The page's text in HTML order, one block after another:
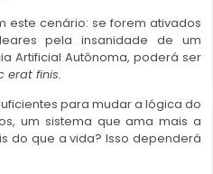
este cenário: se forem ativados
pela insanidade de um
Artificial Autônoma, poderá ser
erat finis.
para mudar a lógica do
um sistema que ama mais a
do que a vida? Isso dependerá